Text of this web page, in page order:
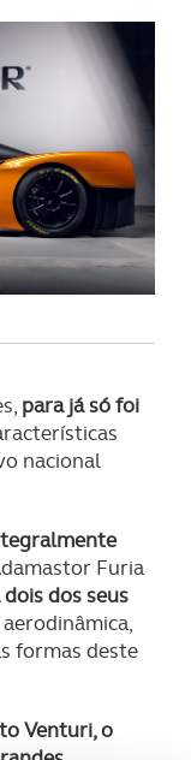
para já só foi
nacional
Furia
dos seus
formas deste
Venturi, o